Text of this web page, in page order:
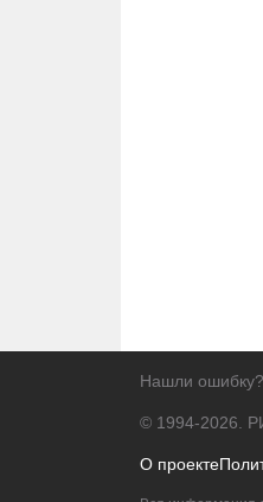
Нашли
© 1994-2026.
О проекте